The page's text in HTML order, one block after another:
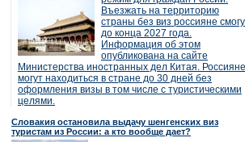
Въезжать на территорию
страны без виз россияне
до конца 2027 года.
Информация об этом
опубликована на сайте
Министерства иностранных дел Китая. Россияне
могут находиться в стране до 30 дней без
оформления визы в том числе с туристическими
целями.
Словакия остановила выдачу шенгенских виз
туристам из России: а кто вообще дает?